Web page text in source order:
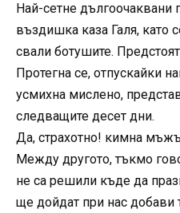
Най-сетне дългоочаквани
въздишка каза Галя, като
свали ботушите.
Протегна се, отпускайки
усмихна мислено,
следващите десет дни.
Да, страхотно! кимна
Между другото, тъкмо
не са решили къде да
ще дойдат при нас добави